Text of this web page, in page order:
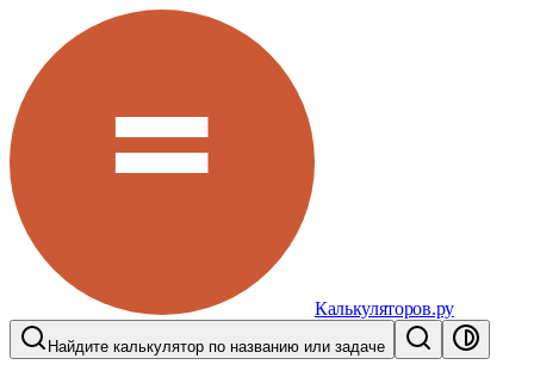
Калькуляторов.ру
Найдите калькулятор по названию или задаче